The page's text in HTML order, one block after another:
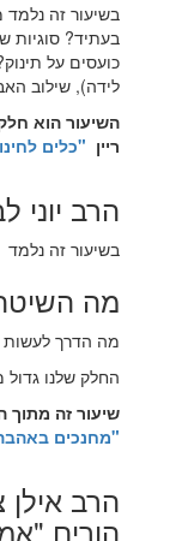
בשיעור זה נלמד
בעתיד? סוגיות
כועסים על
לידה), שילוב
השיעור הוא
ריין "כלים
הרב
בשיעור זה נלמד
מה
מה הדרך לעשות
החלק שלנו
שיעור זה מתוך
"מחנכים
הרב אילן
הורים